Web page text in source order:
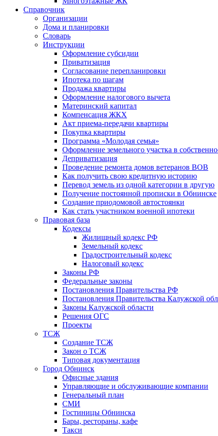
Справочник
Организации
Дома и планировки
Словарь
Инструкции
Оформление субсидии
Приватизация
Согласование перепланировки
Ипотека по шагам
Продажа квартиры
Оформление налогового вычета
Материнский капитал
Компенсация ЖКХ
Акт приема-передачи квартиры
Покупка квартиры
Программа «Молодая семья»
Оформление земельного участка в
Деприватизация
Проведение ремонта домов ветеранов ВОВ
Как получить свою кредитную историю
Перевод земель из одной категории в другую
Получение постоянной прописки в Обнинске
Создание приодомовой автостоянки
Как стать участником военной ипотеки
Правовая база
Кодексы
Жилищный кодекс РФ
Земельный кодекс
Градостроительный кодекс
Налоговый кодекс
Законы РФ
Федеральные законы
Постановления Правительства РФ
Постановления Правительства Калужской
Законы Калужской области
Решения ОГС
Проекты
ТСЖ
Создание ТСЖ
Закон о ТСЖ
Типовая документация
Город Обнинск
Офисные здания
Управляющие и обслуживающие компании
Генеральный план
СМИ
Гостиницы Обнинска
Бары, рестораны, кафе
Такси